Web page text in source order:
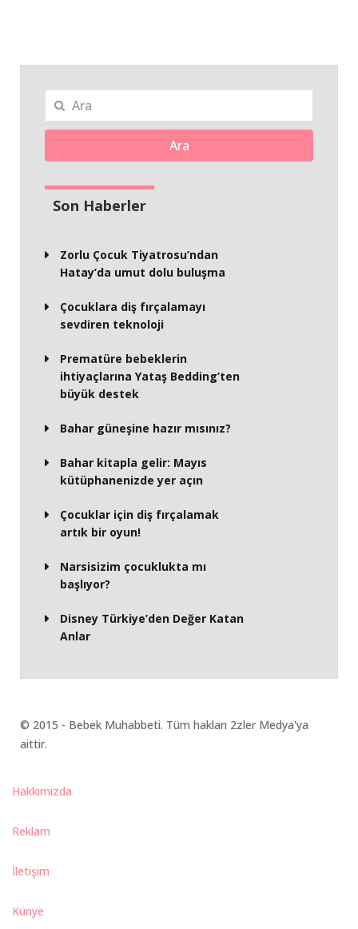
Ara
Son Haberler
Zorlu Çocuk Tiyatrosu’ndan
Hatay’da umut dolu buluşma
Çocuklara diş fırçalamayı
sevdiren teknoloji
Prematüre bebeklerin
ihtiyaçlarına Yataş Bedding’ten
büyük destek
Bahar güneşine hazır mısınız?
Bahar kitapla gelir: Mayıs
kütüphanenizde yer açın
Çocuklar için diş fırçalamak
artık bir oyun!
Narsisizim çocuklukta mı
başlıyor?
Disney Türkiye’den Değer Katan
Anlar
© 2015 - Bebek Muhabbeti. Tüm hakları 2zler Medya'ya
aittir.
Hakkımızda
Reklam
İletişim
Künye